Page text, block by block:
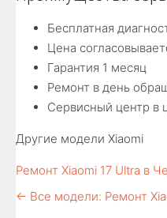
Бесплатная
Цена
Гарантия 1 месяц
Ремонт в день
Сервисный центр в
Другие модели Xiaomi
Ремонт Xiaomi 17 Ultra в
← Все модели: Ремонт